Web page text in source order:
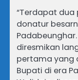
“Terdapat
donatur
diresmikan
pertama yang
Bupati di era